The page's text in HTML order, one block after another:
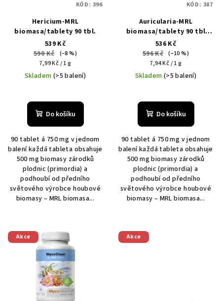
Hericium-MRL
biomasa/tablety 90 tbl.
539 Kč
590 Kč
(–8 %)
Měrná
cena:
7,99 Kč / 1 g
Skladem (>5 balení)
Do košíku
90 tablet á 750 mg v jednom
balení každá tableta obsahuje
500 mg biomasy zárodků
plodnic (primordia) a
podhoubí od předního
světového výrobce houbové
biomasy – MRL biomasa...
KÓD: 396
Auricularia-MRL
biomasa/tablety 90 tbl
(MRLauri)
536 Kč
596 Kč (–10 %)
Měrná
cena:
7,94 Kč / 1 g
Skladem (>5 balení)
Do košíku
90 tablet á 750 mg v jednom
balení každá tableta obsahuje
500 mg biomasy zárodků
plodnic (primordia) a
podhoubí od předního
světového výrobce houbové
biomasy – MRL biomasa...
KÓD: 387
Akce Akce